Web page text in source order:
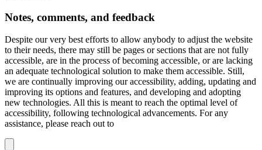
Notes, comments, and feedback
Despite our very best efforts to allow anybody to adjust the website
to their needs, there may still be pages or sections that are not fully
accessible, are in the process of becoming accessible, or are lacking
an adequate technological solution to make them accessible. Still,
we are continually improving our accessibility, adding, updating and
improving its options and features, and developing and adopting
new technologies. All this is meant to reach the optimal level of
accessibility, following technological advancements. For any
assistance, please reach out to